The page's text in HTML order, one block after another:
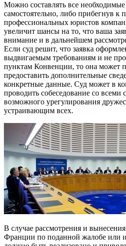
Можно составлять все необходимые
самостоятельно, либо прибегнув к
профессиональных юристов
увеличит шансы на то, что ваша
внимание и в дальнейшем
Если суд решит, что заявка
выдвигаемым требованиям и не
пунктам Конвенции, то она может
предоставить дополнительные
конкретные данные. Суд может в
проводить собеседование со всеми
возможного урегулирования
устраивающим всех.
В случае рассмотрения и
Франции по поданной жалобе или